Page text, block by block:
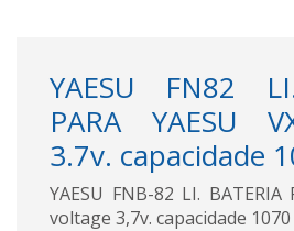
YAESU FN82
PARA YAESU
3.7v. capacidade
YAESU FNB-82 LI. BATERIA
voltage 3,7v. capacidade